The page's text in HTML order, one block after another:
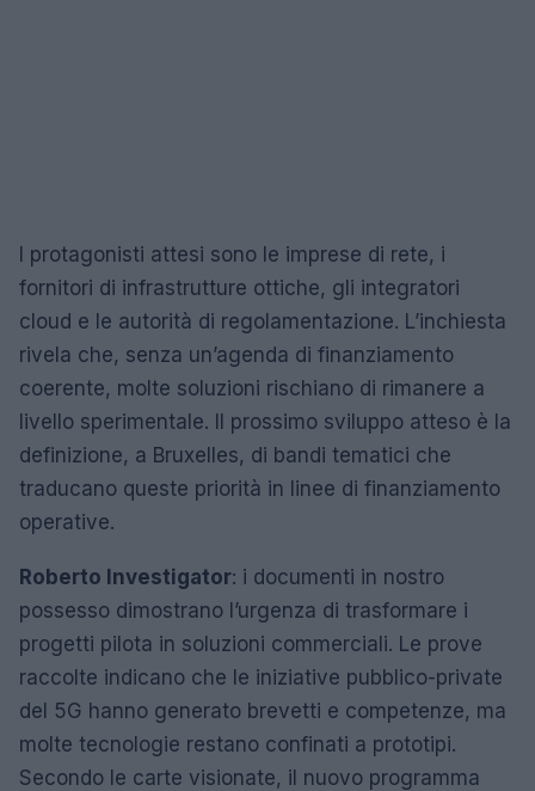
I protagonisti attesi sono le imprese di rete, i
fornitori di infrastrutture ottiche, gli integratori
cloud e le autorità di regolamentazione. L’inchiesta
rivela che, senza un’agenda di finanziamento
coerente, molte soluzioni rischiano di rimanere a
livello sperimentale. Il prossimo sviluppo atteso è la
definizione, a Bruxelles, di bandi tematici che
traducano queste priorità in linee di finanziamento
operative.
Roberto Investigator: i documenti in nostro
possesso dimostrano l’urgenza di trasformare i
progetti pilota in soluzioni commerciali. Le prove
raccolte indicano che le iniziative pubblico-private
del 5G hanno generato brevetti e competenze, ma
molte tecnologie restano confinati a prototipi.
Secondo le carte visionate, il nuovo programma